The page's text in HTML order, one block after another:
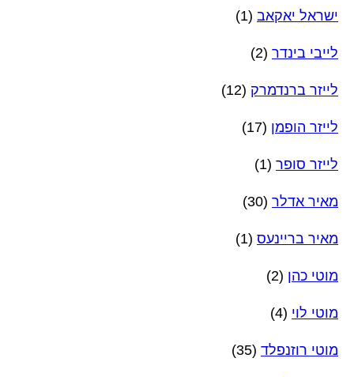
ישראל יאקאב (1)
לייבי בינדר (2)
לייזר ברנדמרק (12)
לייזר הופמן (17)
לייזר סופר (1)
מאיר אדלר (30)
מאיר בריינעס (1)
מוטי כהן (2)
מוטי לוי (4)
מוטי רוזנפלד (35)